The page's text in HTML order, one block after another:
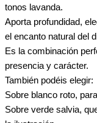
tonos lavanda.
Aporta profundidad,
el encanto natural del
Es la combinación
presencia y carácter.
También podéis elegir:
Sobre blanco roto,
Sobre verde salvia,